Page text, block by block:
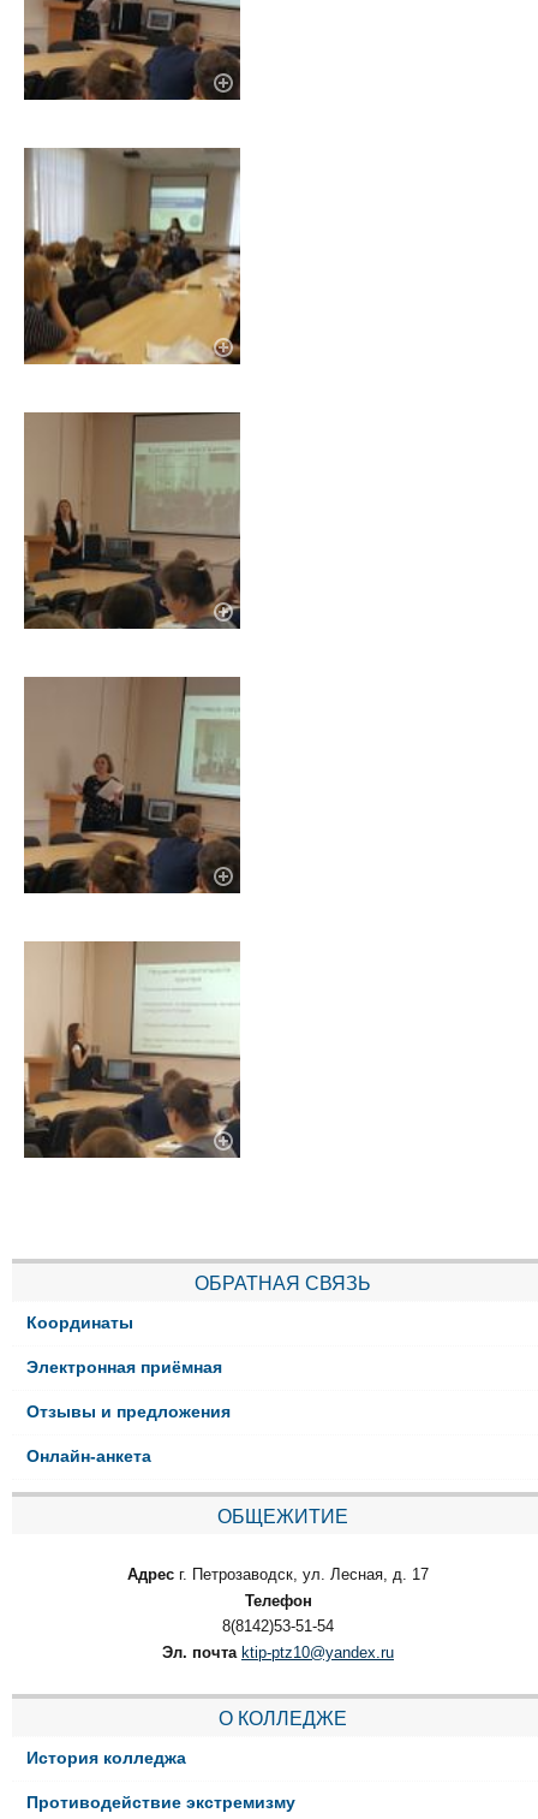
ОБРАТНАЯ СВЯЗЬ
Координаты
Электронная приёмная
Отзывы и предложения
Онлайн-анкета
ОБЩЕЖИТИЕ
Адрес г. Петрозаводск, ул. Лесная, д. 17
Телефон
8(8142)53-51-54
Эл. почта ktip-ptz10@yandex.ru
О КОЛЛЕДЖЕ
История колледжа
Противодействие экстремизму